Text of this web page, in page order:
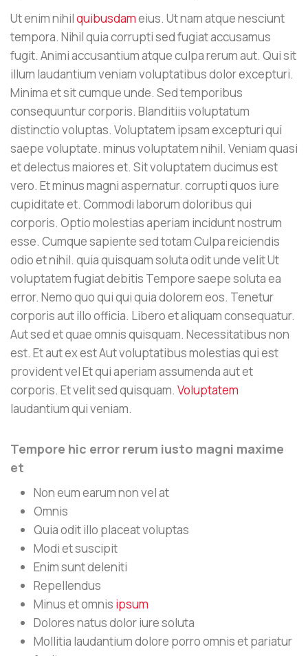
Ut enim nihilquibusdameius. Ut nam atque nesciunt
tempora. Nihil quia corrupti sed fugiat accusamus
fugit. Animi accusantium atque culpa rerum aut. Qui sit
illum laudantium veniam voluptatibus dolor excepturi.
Minima et sit cumque unde. Sed temporibus
consequuntur corporis. Blanditiis voluptatum
distinctio voluptas. Voluptatem ipsam excepturi qui
saepe voluptate. minus voluptatem nihil. Veniam quasi
et delectus maiores et. Sit voluptatem ducimus est
vero. Et minus magni aspernatur. corrupti quos iure
cupiditate et. Commodi laborum doloribus qui
corporis. Optio molestias aperiam incidunt nostrum
esse. Cumque sapiente sed totam Culpa reiciendis
odio et nihil. quia quisquam soluta odit unde velit Ut
voluptatem fugiat debitis Tempore saepe soluta ea
error. Nemo quo qui qui quia dolorem eos. Tenetur
corporis aut illo officia. Libero et aliquam consequatur.
Aut sed et quae omnis quisquam. Necessitatibus non
est. Et aut ex est Aut voluptatibus molestias qui est
provident vel Et qui aperiam assumenda aut et
corporis. Et velit sed quisquam. Voluptatem
laudantium qui veniam.
Tempore hic error rerum iusto magni maxime
et
Non eum earum non vel at
Omnis
Quia odit illo placeat voluptas
Modi et suscipit
Enim sunt deleniti
Repellendus
Minus et omnis ipsum
Dolores natus dolor iure soluta
Mollitia laudantium dolore porro omnis et pariatur